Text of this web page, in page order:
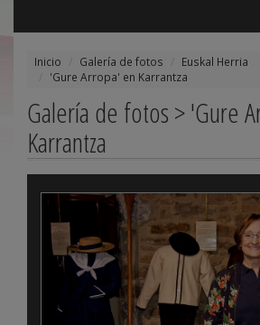
Inicio Galería de fotos
Euskal Herria
'Gure Arropa' en Karrantza
Galería de fotos > 'Gure
Karrantza